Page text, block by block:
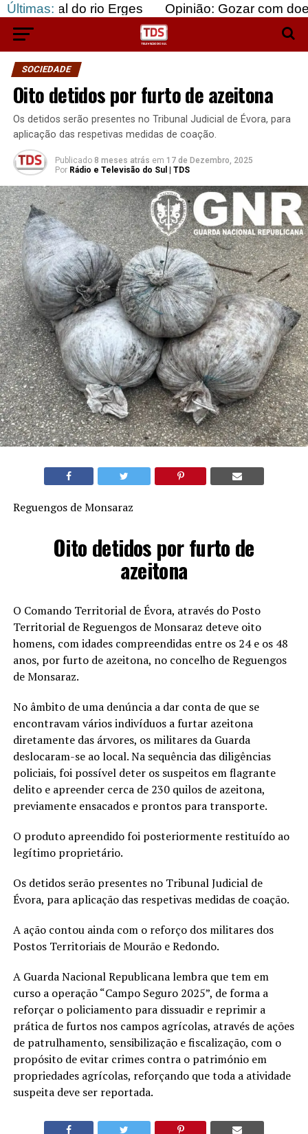
Últimas:
rio Erges Opinião: Gozar com doentes e
SOCIEDADE
Oito detidos por furto de azeitona
Os detidos serão presentes no Tribunal Judicial de Évora, para
aplicação das respetivas medidas de coação.
Publicado 8 meses atrás em 17 de Dezembro, 2025
Por Rádio e Televisão do Sul | TDS
Reguengos de Monsaraz
Oito detidos por furto de
azeitona
O Comando Territorial de Évora, através do Posto
Territorial de Reguengos de Monsaraz deteve oito
homens, com idades compreendidas entre os 24 e os 48
anos, por furto de azeitona, no concelho de Reguengos
de Monsaraz.
No âmbito de uma denúncia a dar conta de que se
encontravam vários indivíduos a furtar azeitona
diretamente das árvores, os militares da Guarda
deslocaram-se ao local. Na sequência das diligências
policiais, foi possível deter os suspeitos em flagrante
delito e apreender cerca de 230 quilos de azeitona,
previamente ensacados e prontos para transporte.
O produto apreendido foi posteriormente restituído ao
legítimo proprietário.
Os detidos serão presentes no Tribunal Judicial de
Évora, para aplicação das respetivas medidas de coação.
A ação contou ainda com o reforço dos militares dos
Postos Territoriais de Mourão e Redondo.
A Guarda Nacional Republicana lembra que tem em
curso a operação “Campo Seguro 2025”, de forma a
reforçar o policiamento para dissuadir e reprimir a
prática de furtos nos campos agrícolas, através de ações
de patrulhamento, sensibilização e fiscalização, com o
propósito de evitar crimes contra o património em
propriedades agrícolas, reforçando que toda a atividade
suspeita deve ser reportada.